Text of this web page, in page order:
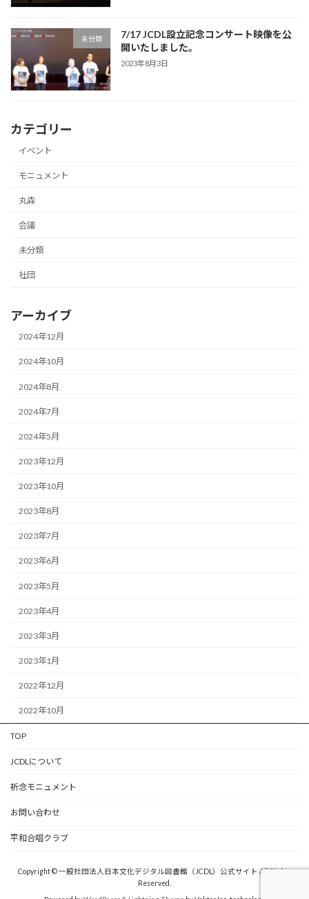
未分類
7/17 JCDL設立記念コンサート映像を公
開いたしました。
2023年8月3日
カテゴリー
イベント
モニュメント
丸森
会議
未分類
社団
アーカイブ
2024年12月
2024年10月
2024年8月
2024年7月
2024年5月
2023年12月
2023年10月
2023年8月
2023年7月
2023年6月
2023年5月
2023年4月
2023年3月
2023年1月
2022年12月
2022年10月
TOP
JCDLについて
祈念モニュメント
お問い合わせ
平和合唱クラブ
Copyright © 一般社団法人日本文化デジタル図書館（JCDL）公式サイト All Rights
Reserved.